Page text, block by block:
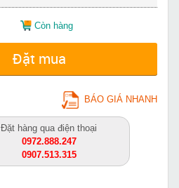
Còn hàng
Đặt mua
BÁO GIÁ NHANH
Đặt hàng qua điện thoại
0972.888.247
0907.513.315